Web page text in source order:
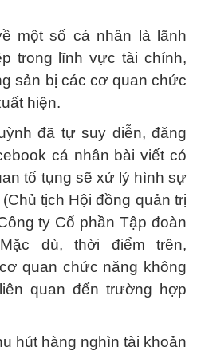
một số cá nhân là lãnh
trong lĩnh vực tài chính,
sản bị các cơ quan chức
hiện.
đã tự suy diễn, đăng
cá nhân bài viết có
tố tụng sẽ xử lý hình sự
tịch Hội đồng quản trị
ty Cổ phần Tập đoàn
dù, thời điểm trên,
quan chức năng không
quan đến trường hợp
hút hàng nghìn tài khoản